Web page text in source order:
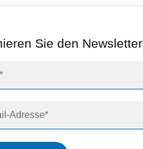
Sie den Newsletter